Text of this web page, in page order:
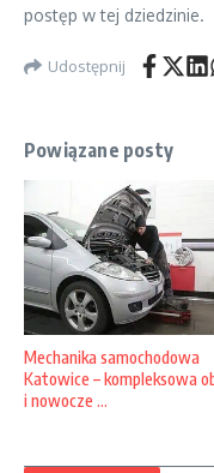
postęp w tej dziedzinie.
Udostępnij
Powiązane posty
Mechanika samochodowa
Katowice – kompleksowa
i nowocze ...